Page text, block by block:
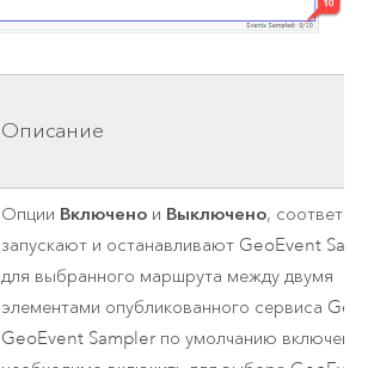
Описание
Опции Включено и Выключено,
запускают и останавливают GeoEvent
для выбранного маршрута между двумя
элементами опубликованного сервиса
GeoEvent Sampler по умолчанию включен,